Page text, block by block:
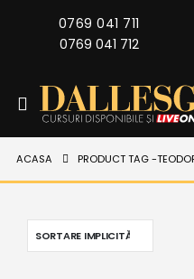
0769 041 711
0769 041 712
ACASA PRODUCT TAG -